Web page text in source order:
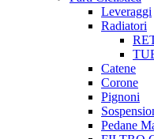
Leveraggi
Radiatori
Catene
Corone
Pignoni
Pedane